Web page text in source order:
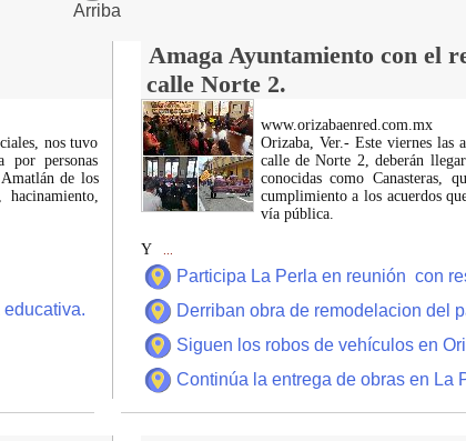
Arriba
Amaga Ayuntamiento con el
calle Norte 2.
nos tuvo
por personas
de los
www.orizabaenred.com.mx
Orizaba, Ver.- Este viernes las
calle de Norte 2, deberán
conocidas como Canasteras,
cumplimiento a los acuerdos
vía pública.
Y
Participa La Perla en reunión con
Derriban obra de remodelacion del
Siguen los robos de vehículos en
Continúa la entrega de obras en La